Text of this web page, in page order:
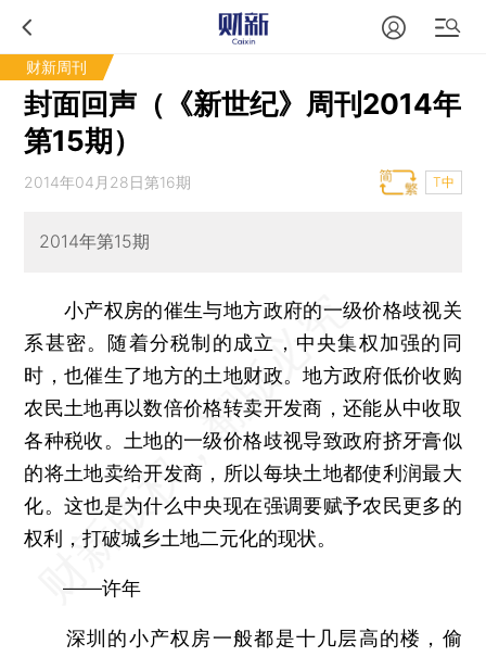
财新周刊
封面回声（《新世纪》周刊2014年
第15期）
2014年04月28日第16期 T中
2014年第15期
小产权房的催生与地方政府的一级价格歧视关
系甚密。随着分税制的成立，中央集权加强的同
时，也催生了地方的土地财政。地方政府低价收购
农民土地再以数倍价格转卖开发商，还能从中收取
各种税收。土地的一级价格歧视导致政府挤牙膏似
的将土地卖给开发商，所以每块土地都使利润最大
化。这也是为什么中央现在强调要赋予农民更多的
权利，打破城乡土地二元化的现状。
——许年
深圳的小产权房一般都是十几层高的楼，偷